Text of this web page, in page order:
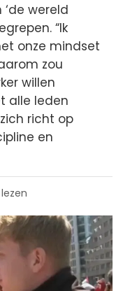
wereld
“Ik
onze mindset
zou
willen
alle leden
richt op
en